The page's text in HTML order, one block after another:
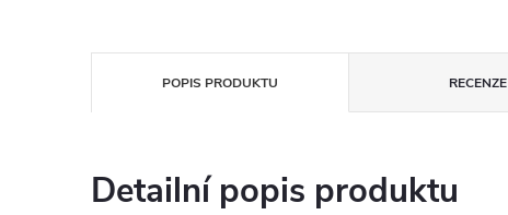
POPIS PRODUKTU RECENZE
Detailní popis produktu